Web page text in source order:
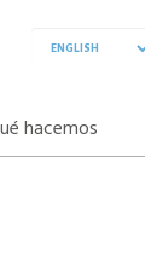
hacemos